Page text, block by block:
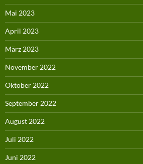
Mai 2023
April 2023
März 2023
November 2022
Oktober 2022
September 2022
August 2022
Juli 2022
Juni 2022